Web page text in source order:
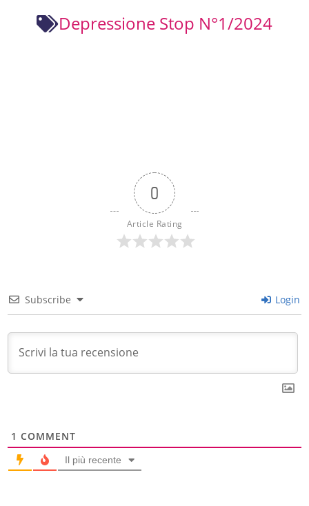
Depressione Stop N°1/2024
0
Article Rating
Subscribe Login
1 COMMENT
Il più recente